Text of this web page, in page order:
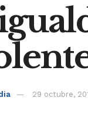
29 octubre,